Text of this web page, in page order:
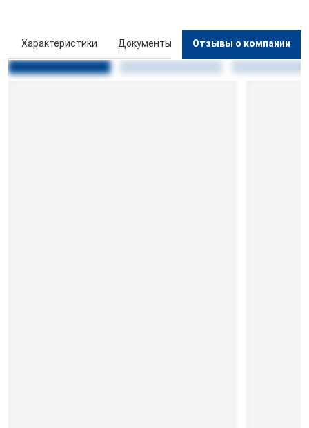
Характеристики Документы Отзывы о компании